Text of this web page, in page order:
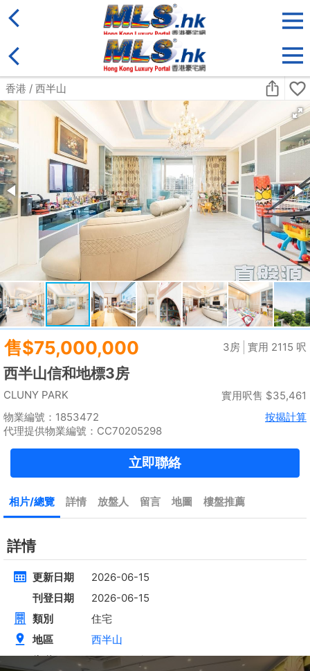
售盤 類別
收藏
搜尋條件: 售盤
黃金置頂
標準2100呎村屋
元朗 標準2100呎村屋 4房4套
建築 2100呎@$17
實用 --
租$35,000
[屋苑式]下覆式,連花園車位
元朗 錦上路
建築 1400呎@$7,500
實用 1400呎@$7,500
置頂